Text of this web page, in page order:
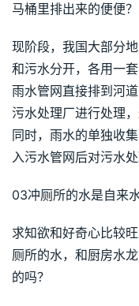
马桶里排出来的便便？
现阶段，我国大部分
和污水分开，各用一
雨水管网直接排到河
污水处理厂进行处理
同时，雨水的单独收
入污水管网后对污水
03冲厕所的水是自来水
求知欲和好奇心比较
厕所的水，和厨房水
的吗？